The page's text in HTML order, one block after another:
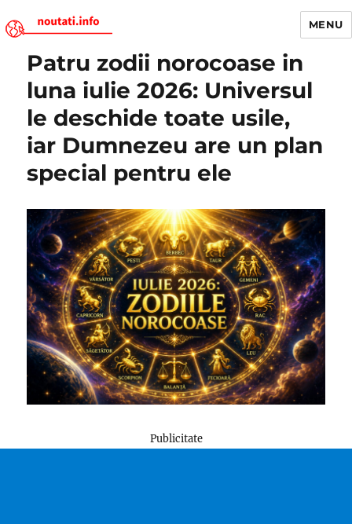
Noutati.Info
MENU
Patru zodii norocoase in
luna iulie 2026: Universul
le deschide toate usile,
iar Dumnezeu are un plan
special pentru ele
Publicitate